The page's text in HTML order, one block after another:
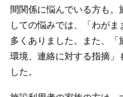
間関係に悩んでいる方も
しての悩みでは、「わが
多くありました。また、「
環境、連絡に対する指摘」
した。